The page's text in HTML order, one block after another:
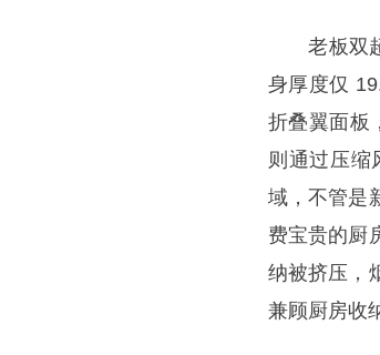
老板双超
身厚度仅
折叠翼面板
则通过压缩
域，不管是
费宝贵的厨
纳被挤压，
兼顾厨房收